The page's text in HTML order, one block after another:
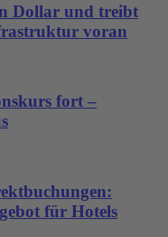
Dollar und treibt
voran
fort –
für Hotels